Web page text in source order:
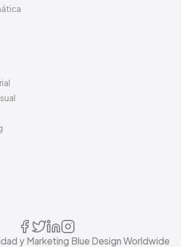
y Marketing Blue Design Worldwide